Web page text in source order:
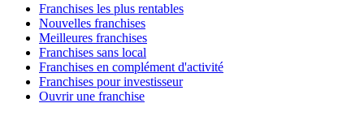
Franchises les plus rentables
Nouvelles franchises
Meilleures franchises
Franchises sans local
Franchises en complément d'activité
Franchises pour investisseur
Ouvrir une franchise